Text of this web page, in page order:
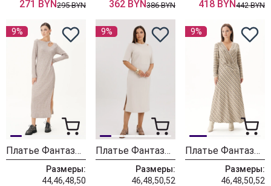
271 BYN295 BYN 362 BYN386 BYN 418 BYN442 BYN
9%
Платье Фантазия Мод 4906 беж
Размеры:
44,46,48,50
9%
Платье Фантазия Мод 4882 молочный
Размеры:
46,48,50,52
9%
Платье Фантазия Мод 4890 бежевый
Размеры:
46,48,50,52